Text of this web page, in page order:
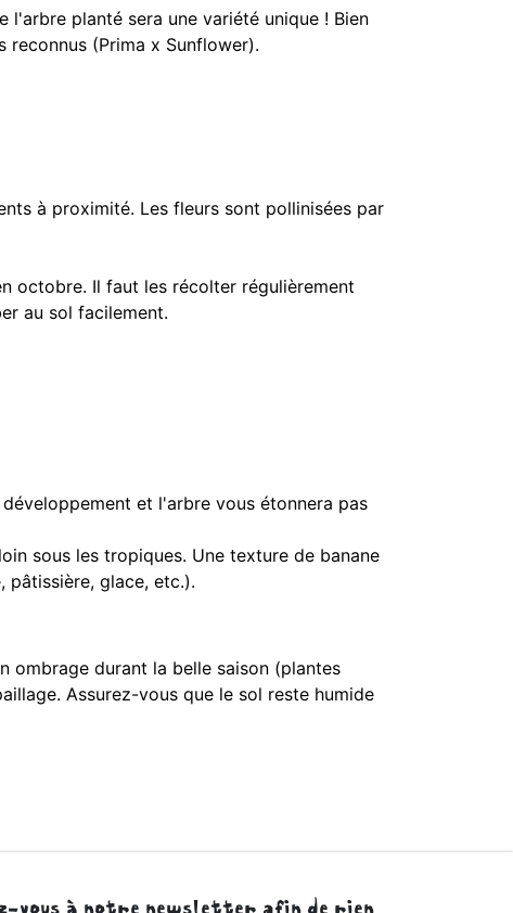
planté sera une variété unique ! Bien
(Prima x Sunflower).
à proximité. Les fleurs sont pollinisées par
octobre. Il faut les récolter régulièrement
au sol facilement.
et l'arbre vous étonnera pas
sous les tropiques. Une texture de banane
pâtissière, glace, etc.).
ombrage durant la belle saison (plantes
Assurez-vous que le sol reste humide